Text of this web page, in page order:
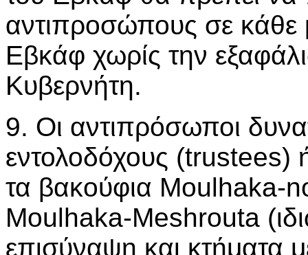
αντιπροσώπους σε κάθε
Εβκάφ χωρίς την
Κυβερνήτη.
9. Οι αντιπρόσωποι
εντολοδόχους
τα βακούφια Moulhaka-
Moulhaka-Meshrouta
επισύναψη και κτήματα